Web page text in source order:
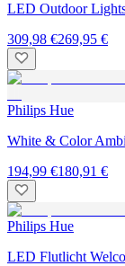
LED Outdoor
309,98 €269,95 €
Philips Hue
White & Color
194,99 €180,91 €
Philips Hue
LED Flutlicht